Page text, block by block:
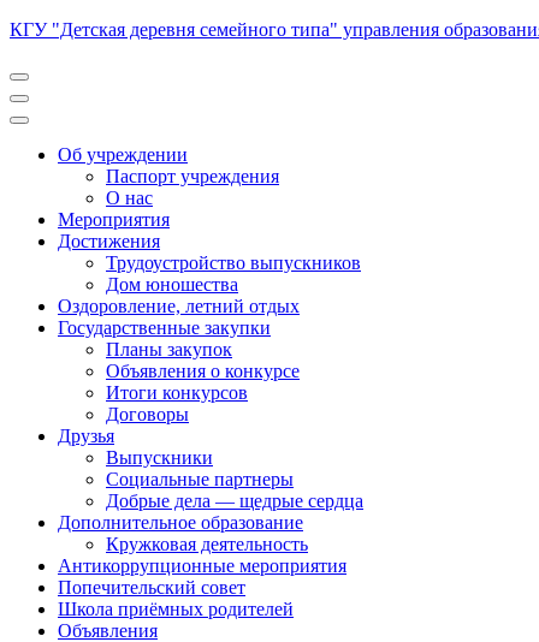
Перейти
содержимому
(нажмите
Enter)
КГУ "Детская деревня семейного типа" управления
Об учреждении
Паспорт учреждения
О нас
Мероприятия
Достижения
Трудоустройство выпускников
Дом юношества
Оздоровление, летний отдых
Государственные закупки
Планы закупок
Объявления о конкурсе
Итоги конкурсов
Договоры
Друзья
Выпускники
Социальные партнеры
Добрые дела — щедрые сердца
Дополнительное образование
Кружковая деятельность
Антикоррупционные мероприятия
Попечительский совет
Школа приёмных родителей
Объявления